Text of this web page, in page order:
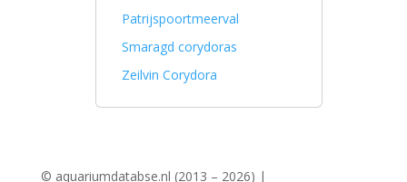
Patrijspoortmeerval
Smaragd corydoras
Zeilvin Corydora
© aquariumdatabse.nl (2013 – 2026) |